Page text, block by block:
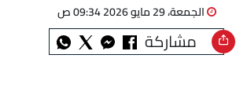
الجمعة، 29 مايو 2026 09:34 ص
مشاركة